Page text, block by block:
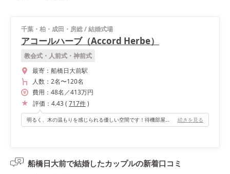
千葉・柏・成田・房総/結婚式場
アコールハーブ（Accord Herbe）
教会式・人前式・神前式
最寄： 船橋日大前駅
人数： 2名〜120名
費用： 48名 ／413万円
評価： 4.43( 717件)
明るく、木の温もりを感じられる優しい空間です！待機部屋もあるので、そこからこっそりゲストを覗けるのもとても良かったです（^^） 続きを見る
船橋日大前で結婚したカップルの新着口コミ